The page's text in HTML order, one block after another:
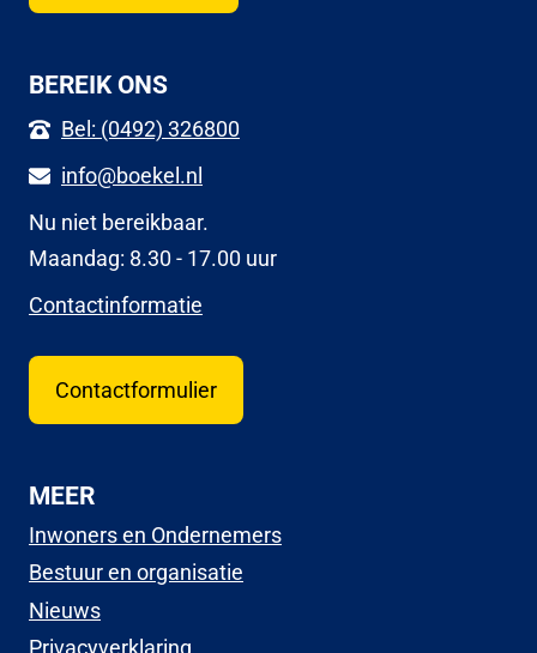
BEREIK ONS
Bel: (0492) 326800
info@boekel.nl
Nu niet bereikbaar.
Maandag: 8.30 - 17.00 uur
Contactinformatie
Contactformulier
MEER
Inwoners en Ondernemers
Bestuur en organisatie
Nieuws
Privacyverklaring